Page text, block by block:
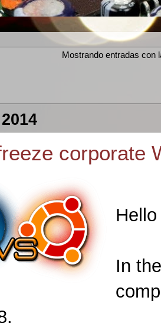
Mostrando entradas con
corporate
In